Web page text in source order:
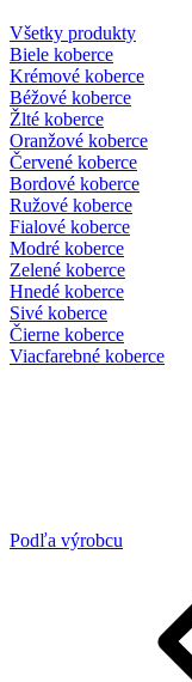
Všetky produkty
Biele koberce
Krémové koberce
Béžové koberce
Žlté koberce
Oranžové koberce
Červené koberce
Bordové koberce
Ružové koberce
Fialové koberce
Modré koberce
Zelené koberce
Hnedé koberce
Sivé koberce
Čierne koberce
Viacfarebné koberce
Podľa výrobcu